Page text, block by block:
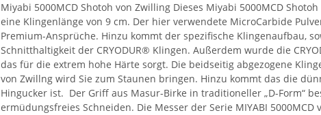
Miyabi 5000MCD Shotoh von Zwilling Dieses Miyabi 5000MCD
eine Klingenlänge von 9 cm. Der hier verwendete MicroCarbide
Premium-Ansprüche. Hinzu kommt der spezifische Klingenaufbau,
Schnitthaltigkeit der CRYODUR® Klingen. Außerdem wurde die
das für die extrem hohe Härte sorgt. Die beidseitig abgezogene
von Zwillng wird Sie zum Staunen bringen. Hinzu kommt das die
Hingucker ist. Der Griff aus Masur-Birke in traditioneller „D-Form“
ermüdungsfreies Schneiden. Die Messer der Serie MIYABI